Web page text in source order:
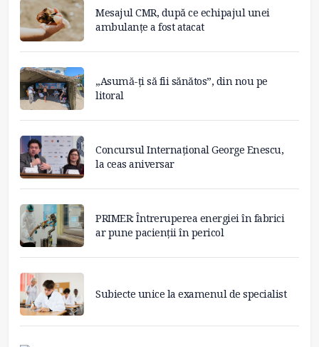
Mesajul CMR, după ce echipajul unei
ambulanțe a fost atacat
„Asumă-ți să fii sănătos”, din nou pe
litoral
Concursul Internațional George Enescu,
la ceas aniversar
PRIMER: Întreruperea energiei în fabrici
ar pune pacienții în pericol
Subiecte unice la examenul de specialist